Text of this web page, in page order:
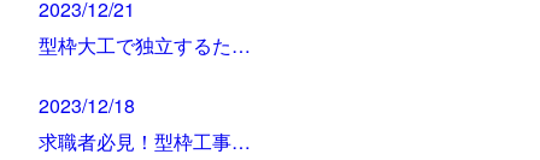
2023/12/21
型枠大工で独立するた…
2023/12/18
求職者必見！型枠工事…